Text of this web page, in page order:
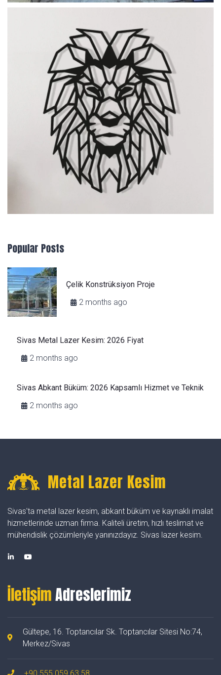
Popular Posts
Çelik Konstrüksiyon Proje
2 months ago
Sivas Metal Lazer Kesim: 2026 Fiyat
2 months ago
Sivas Abkant Büküm: 2026 Kapsamlı Hizmet ve Teknik
2 months ago
Metal Lazer Kesim
Sivas'ta metal lazer kesim, abkant büküm ve kaynaklı imalat
hizmetlerinde uzman firma. Kaliteli üretim, hızlı teslimat ve
mühendislik çözümleriyle yanınızdayız. Sivas lazer kesim.
İletişimAdreslerimiz
Gültepe, 16. Toptancılar Sk. Toptancılar Sitesi No:74,
Merkez/Sivas